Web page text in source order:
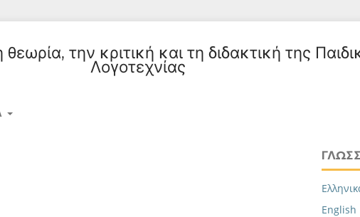
την κριτική και τη διδακτική της
Λογοτεχνίας
English